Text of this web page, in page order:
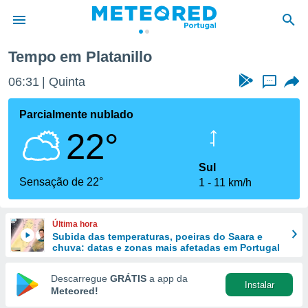
da
foi
fornecidas
a este
das
e
forma
digital
Tempo em Platanillo
06:31 Quinta ...
Parcialmente nublado
22°
Sensação de 22°
Sul
1
11 km/h
Última hora
Subida das temperaturas, poeiras do Saara e
chuva: datas e zonas mais afetadas em Portugal
Descarregue GRÁTIS a app da
Meteored!
Instalar